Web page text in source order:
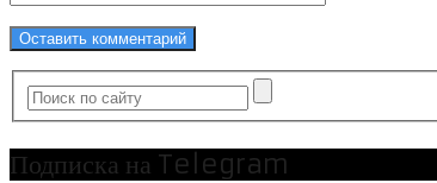
Подписка на Telegram